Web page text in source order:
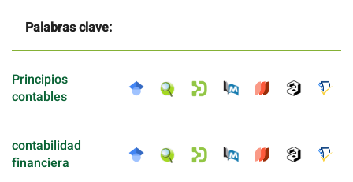
Palabras clave:
Principios
contables
contabilidad
financiera